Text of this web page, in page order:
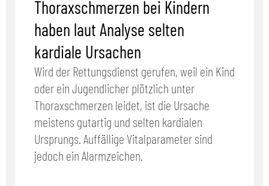
Thoraxschmerzen bei Kindern
haben laut Analyse selten
kardiale Ursachen
Wird der Rettungsdienst gerufen, weil ein Kind
oder ein Jugendlicher plötzlich unter
Thoraxschmerzen leidet, ist die Ursache
meistens gutartig und selten kardialen
Ursprungs. Auffällige Vitalparameter sind
jedoch ein Alarmzeichen.